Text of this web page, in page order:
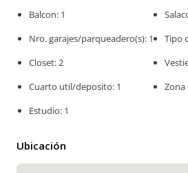
Balcon: 1
Nro. garajes/parqueadero(s): 1
Closet: 2
Cuarto util/deposito: 1
Estudio: 1
Tipo
Zona
Ubicación